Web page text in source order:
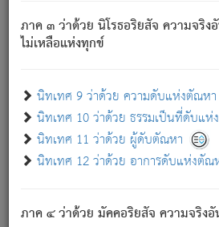
ภาค ๓ ว่าด้วย นิโรธอริยสัจ ความจริง
ไม่เหลือแห่งทุกข์
นิทเทศ 9 ว่าด้วย ความดับแห่งตัณหา
นิทเทศ 10 ว่าด้วย ธรรมเป็นที่ดับแห่
นิทเทศ 11 ว่าด้วย ผู้ดับตัณหา
นิทเทศ 12 ว่าด้วย อาการดับแห่งตัณ
ภาค ๔ ว่าด้วย มัคคอริยสัจ ความจริงอั
ภิกษุนั้น เป็นผู้ครอบงำมารได้แล้ว ช
ภพทั้งหลายทั้งปวงได้แล้ว เป็นผู้คงที่ (คื
- อุ.ขุ. ๒๕/๑๒๑/๘๔.
(ข้อความนี้ เป็นพระพุทธอุทานที่ทรง
เป็นที่ตรัสรู้ เมื่อตรัสรู้แล้วได้ 7 วัน)